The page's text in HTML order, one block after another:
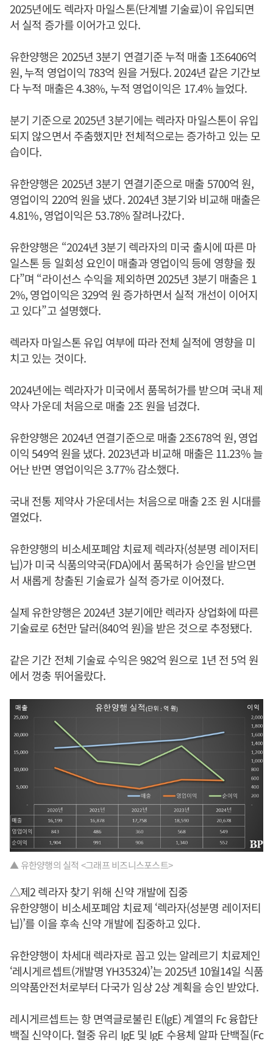
2025년에도 렉라자 마일스톤(단계별 기술료)이 유입되면
서 실적 증가를 이어가고 있다.
유한양행은 2025년 3분기 연결기준 누적 매출 1조6406억
원, 누적 영업이익 783억 원을 거뒀다. 2024년 같은 기간보
다 누적 매출은 4.38%, 누적 영업이익은 17.4% 늘었다.
분기 기준으로 2025년 3분기에는 렉라자 마일스톤이 유입
되지 않으면서 주춤했지만 전체적으로는 증가하고 있는 모
습이다.
유한양행은 2025년 3분기 연결기준으로 매출 5700억 원,
영업이익 220억 원을 냈다. 2024년 3분기와 비교해 매출은
4.81%, 영업이익은 53.78% 잘려나갔다.
유한양행은 “2024년 3분기 렉라자의 미국 출시에 따른 마
일스톤 등 일회성 요인이 매출과 영업이익 등에 영향을 줬
다”며 “라이선스 수익을 제외하면 2025년 3분기 매출은 1
2%, 영업이익은 329억 원 증가하면서 실적 개선이 이어지
고 있다”고 설명했다.
렉라자 마일스톤 유입 여부에 따라 전체 실적에 영향을 미
치고 있는 것이다.
2024년에는 렉라자가 미국에서 품목허가를 받으며 국내 제
약사 가운데 처음으로 매출 2조 원을 넘겼다.
유한양행은 2024년 연결기준으로 매출 2조678억 원, 영업
이익 549억 원을 냈다. 2023년과 비교해 매출은 11.23% 늘
어난 반면 영업이익은 3.77% 감소했다.
국내 전통 제약사 가운데서는 처음으로 매출 2조 원 시대를
열었다.
유한양행의 비소세포폐암 치료제 렉라자(성분명 레이저티
닙)가 미국 식품의약국(FDA)에서 품목허가 승인을 받으면
서 새롭게 창출된 기술료가 실적 증가로 이어졌다.
실제 유한양행은 2024년 3분기에만 렉라자 상업화에 따른
기술료로 6천만 달러(840억 원)을 받은 것으로 추정됐다.
같은 기간 전체 기술료 수익은 982억 원으로 1년 전 5억 원
에서 껑충 뛰어올랐다.
▲ 유한양행의 실적 <그래프 비즈니스포스트>
△제2 렉라자 찾기 위해 신약 개발에 집중
유한양행이 비소세포폐암 치료제 ‘렉라자(성분명 레이저티
닙)’를 이을 후속 신약 개발에 집중하고 있다.
유한양행이 차세대 렉라자로 꼽고 있는 알레르기 치료제인
‘레시게르셉트(개발명 YH35324)’는 2025년 10월14일 식품
의약품안전처로부터 다국가 임상 2상 계획을 승인 받았다.
레시게르셉트는 항 면역글로불린 E(lgE) 계열의 Fc 융합단
백질 신약이다. 혈중 유리 IgE 및 IgE 수용체 알파 단백질(Fc